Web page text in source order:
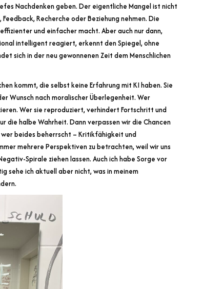
Nachdenken geben. Der eigentliche Mangel ist nicht
Recherche oder Beziehung nehmen. Die
und einfacher macht. Aber auch nur dann,
intelligent reagiert, erkennt den Spiegel, ohne
sich in der neu gewonnenen Zeit dem Menschlichen
kommt, die selbst keine Erfahrung mit KI haben. Sie
Wunsch nach moralischer Überlegenheit. Wer
Wer sie reproduziert, verhindert Fortschritt und
die halbe Wahrheit. Dann verpassen wir die Chancen
wer beides beherrscht – Kritikfähigkeit und
mehrere Perspektiven zu betrachten, weil wir uns
Spirale ziehen lassen. Auch ich habe Sorge vor
sehe ich aktuell aber nicht, was in meinem